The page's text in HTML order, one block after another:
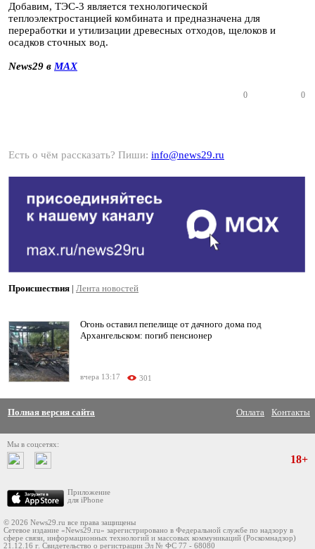
Добавим, ТЭС-3 является технологической
теплоэлектростанцией комбината и предназначена для
переработки и утилизации древесных отходов, щелоков и
осадков сточных вод.
News29 в MAX
0 0
Есть о чём рассказать? Пиши: info@news29.ru
Происшествия | Лента новостей
Огонь оставил пепелище от дачного дома под
Архангельском: погиб пенсионер
вчера 13:17 301
Полная версия сайта Оплата Контакты
Мы в соцсетях:
Приложение
для iPhone
18+
© 2026 News29.ru все права защищены
Сетевое издание «News29.ru» зарегистрировано в Федеральной службе по надзору в
сфере связи, информационных технологий и массовых коммуникаций (Роскомнадзор)
21.12.16 г. Свидетельство о регистрации Эл № ФС 77 - 68080